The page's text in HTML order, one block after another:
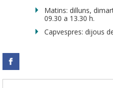
Matins: dilluns,
09.30 a 13.30 h.
Capvespres: dijous